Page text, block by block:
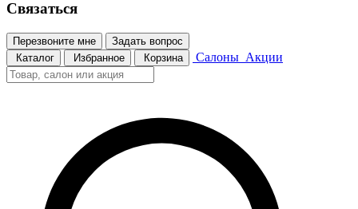
Связаться
Перезвоните мне
Задать вопрос
Каталог
Избранное Корзина Салоны Акции